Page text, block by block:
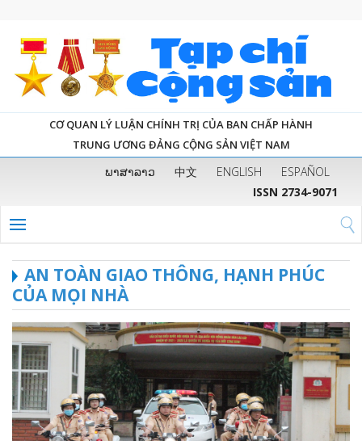
CƠ QUAN LÝ LUẬN CHÍNH TRỊ CỦA BAN CHẤP HÀNH
TRUNG ƯƠNG ĐẢNG CỘNG SẢN VIỆT NAM
ພາສາລາວ 中文 ENGLISH
ESPAÑOL
ISSN 2734-9071
AN TOÀN GIAO THÔNG, HẠNH PHÚC
CỦA MỌI NHÀ